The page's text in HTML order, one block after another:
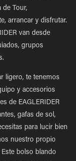
de Tour,
arrancar y disfrutar.
van desde
grupos
ligero, te tenemos
y accesorios
de EAGLERIDER
gafas de sol,
para lucir bien
nuestro propio
bolso blando